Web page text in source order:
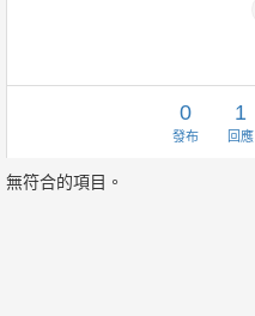
0
發布
1
回應
無符合的項目。